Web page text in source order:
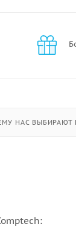
НАС ВЫБИРАЮТ